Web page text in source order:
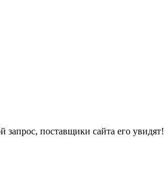
запрос, поставщики сайта его увидят!